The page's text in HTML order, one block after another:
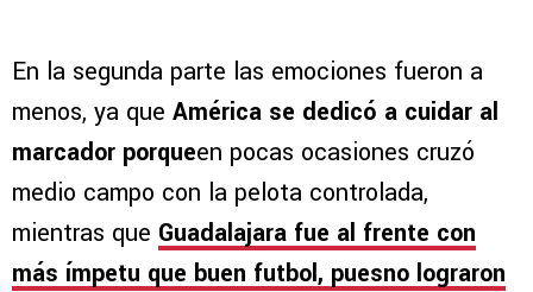
En la segunda parte las emociones fueron a
menos, ya que América se dedicó a cuidar al
marcador porqueen pocas ocasiones cruzó
medio campo con la pelota controlada,
mientras que Guadalajara fue al frente con
más ímpetu que buen futbol, puesno lograron